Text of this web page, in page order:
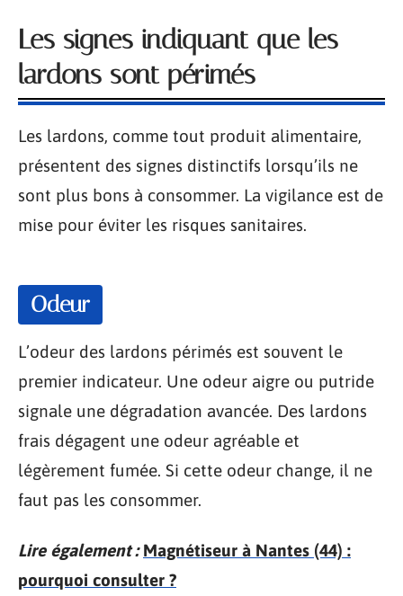
Les signes indiquant que les
lardons sont périmés
Les lardons, comme tout produit alimentaire,
présentent des signes distinctifs lorsqu’ils ne
sont plus bons à consommer. La vigilance est de
mise pour éviter les risques sanitaires.
Odeur
L’odeur des lardons périmés est souvent le
premier indicateur. Une odeur aigre ou putride
signale une dégradation avancée. Des lardons
frais dégagent une odeur agréable et
légèrement fumée. Si cette odeur change, il ne
faut pas les consommer.
Lire également : Magnétiseur à Nantes (44) :
pourquoi consulter ?